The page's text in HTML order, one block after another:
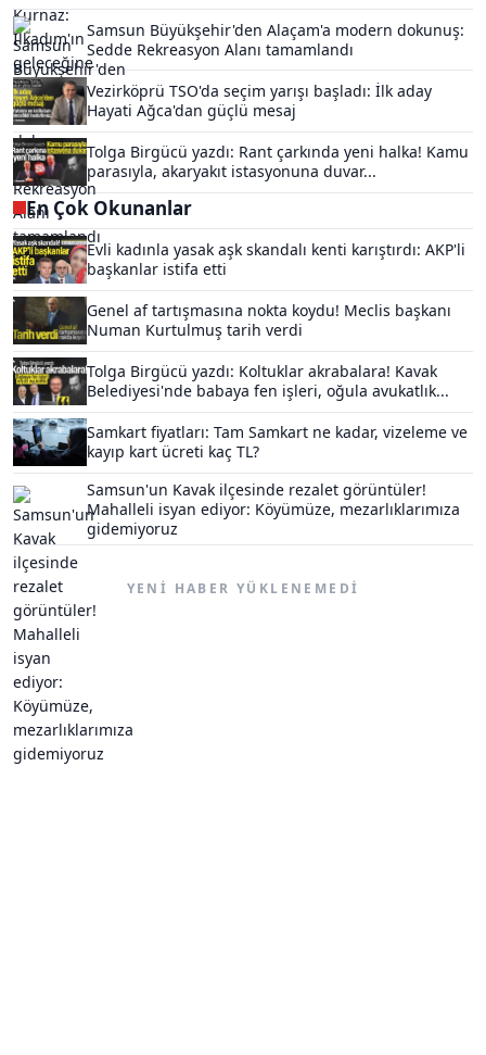
Samsun Büyükşehir'den Alaçam'a modern dokunuş:
Sedde Rekreasyon Alanı tamamlandı
Vezirköprü TSO'da seçim yarışı başladı: İlk aday
Hayati Ağca'dan güçlü mesaj
Tolga Birgücü yazdı: Rant çarkında yeni halka! Kamu
parasıyla, akaryakıt istasyonuna duvar...
En Çok Okunanlar
Evli kadınla yasak aşk skandalı kenti karıştırdı: AKP'li
başkanlar istifa etti
Genel af tartışmasına nokta koydu! Meclis başkanı
Numan Kurtulmuş tarih verdi
Tolga Birgücü yazdı: Koltuklar akrabalara! Kavak
Belediyesi'nde babaya fen işleri, oğula avukatlık...
Samkart fiyatları: Tam Samkart ne kadar, vizeleme ve
kayıp kart ücreti kaç TL?
Samsun'un Kavak ilçesinde rezalet görüntüler!
Mahalleli isyan ediyor: Köyümüze, mezarlıklarımıza
gidemiyoruz
YENI HABER YÜKLENEMEDI